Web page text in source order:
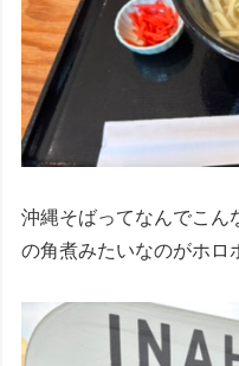
沖縄そばってなんでこん
の角煮みたいなのがホロ